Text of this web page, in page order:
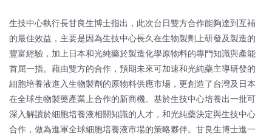
生技中心執行長甘良生博士指出，此次台日雙方合作能夠達到互補
的最佳效益，主要是因為生技中心長久在生物製劑上研發及製造的
豐富經驗，加上日本和光純藥於製造化學原物料的專門知識與產能
首屈一指。藉由雙方的合作，預期未來可加速和光純藥主導研發的
細胞培養液進入生物製劑的原物料供應市場，更創造了台灣及日本
在全球生物製藥產業上合作的新商機。基於生技中心培養出一批可
深入解讀於細胞培養液相關知識的人才，和光純藥決定與生技中心
合作，做為進軍全球細胞培養液市場的策略夥伴。甘良生博士進一